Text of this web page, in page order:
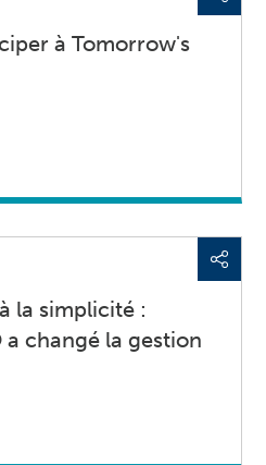
à Tomorrow's
la simplicité :
a changé la gestion